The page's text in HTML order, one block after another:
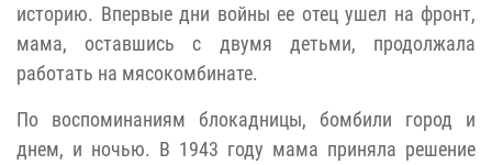
историю. Впервые дни войны ее отец ушел на фронт,
мама, оставшись с двумя детьми, продолжала
работать на мясокомбинате.
По воспоминаниям блокадницы, бомбили город и
днем, и ночью. В 1943 году мама приняла решение